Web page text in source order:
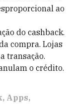
ao
do cashback.
compra. Lojas
transação.
o crédito.
Apps